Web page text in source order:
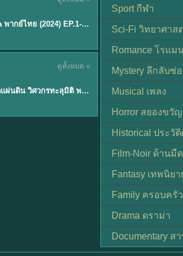
EP.6Like a Dragon Yakuza พากย์ไทย (2024) EP.1-6 (จบ)
ดูทั้งหมด »
EP.1วีรบุรุษไร้พรมแดน พิชิตแผ่นดิน วิศวกรทะลุมิติ พลิกแผ่นดิน
Sport กีฬา
Sci-Fi วิทยาศาส
Romance โรแม
Mystery ลึกลับซ่
Musical เพลง
Horror สยองขวัญ
Historical ประวั
Film-Noir ด้านมื
Fantasy เทพนิยา
Family ครอบครัว
Drama ดราม่า
Documentary ส